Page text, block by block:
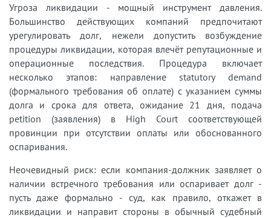
Угроза ликвидации - мощный инструмент давления.
Большинство действующих компаний предпочитают
урегулировать долг, нежели допустить возбуждение
процедуры ликвидации, которая влечёт репутационные и
операционные последствия. Процедура включает
несколько этапов: направление statutory demand
(формального требования об оплате) с указанием суммы
долга и срока для ответа, ожидание 21 дня, подача
petition (заявления) в High Court соответствующей
провинции при отсутствии оплаты или обоснованного
оспаривания.
Неочевидный риск: если компания-должник заявляет о
наличии встречного требования или оспаривает долг -
пусть даже формально - суд, как правило, откажет в
ликвидации и направит стороны в обычный судебный